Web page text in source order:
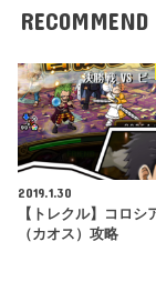
RECOMMEND
2019.1.30
【トレクル】コロシ
（カオス）攻略